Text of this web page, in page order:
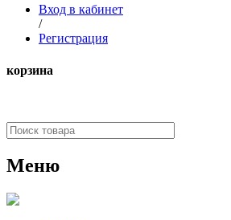
Вход в кабинет
/
Регистрация
корзина
Меню